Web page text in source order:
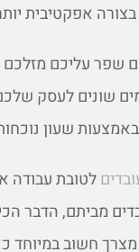
בצורה אפקטיבית
שפר עליכם מזלכם
שונים לעסק
שעון
לטובת עבודה
מביתם, הדבר
חשוב במיוחד